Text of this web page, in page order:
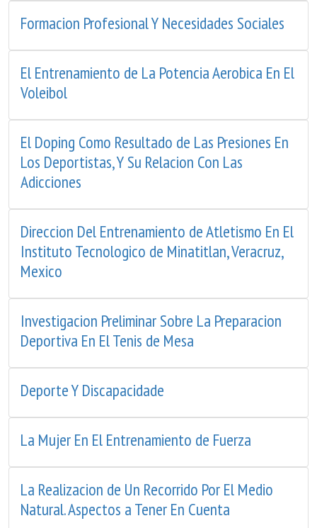
Formacion Profesional Y Necesidades Sociales
El Entrenamiento de La Potencia Aerobica En El
Voleibol
El Doping Como Resultado de Las Presiones En
Los Deportistas, Y Su Relacion Con Las
Adicciones
Direccion Del Entrenamiento de Atletismo En El
Instituto Tecnologico de Minatitlan, Veracruz,
Mexico
Investigacion Preliminar Sobre La Preparacion
Deportiva En El Tenis de Mesa
Deporte Y Discapacidade
La Mujer En El Entrenamiento de Fuerza
La Realizacion de Un Recorrido Por El Medio
Natural. Aspectos a Tener En Cuenta